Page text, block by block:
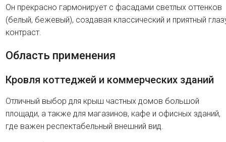
Он прекрасно гармонирует с фасадами светлых оттенков
(белый, бежевый), создавая классический и приятный
контраст.
Область применения
Кровля коттеджей и коммерческих зданий
Отличный выбор для крыш частных домов большой
площади, а также для магазинов, кафе и офисных зданий,
где важен респектабельный внешний вид.